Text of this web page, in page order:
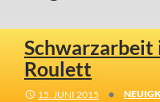
Schwarzarbeit
Roulett
15. JUNI 2015 •